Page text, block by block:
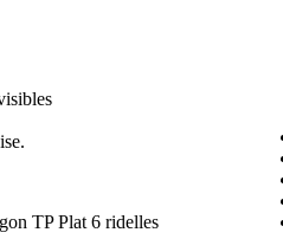
TP Plat 6 ridelles